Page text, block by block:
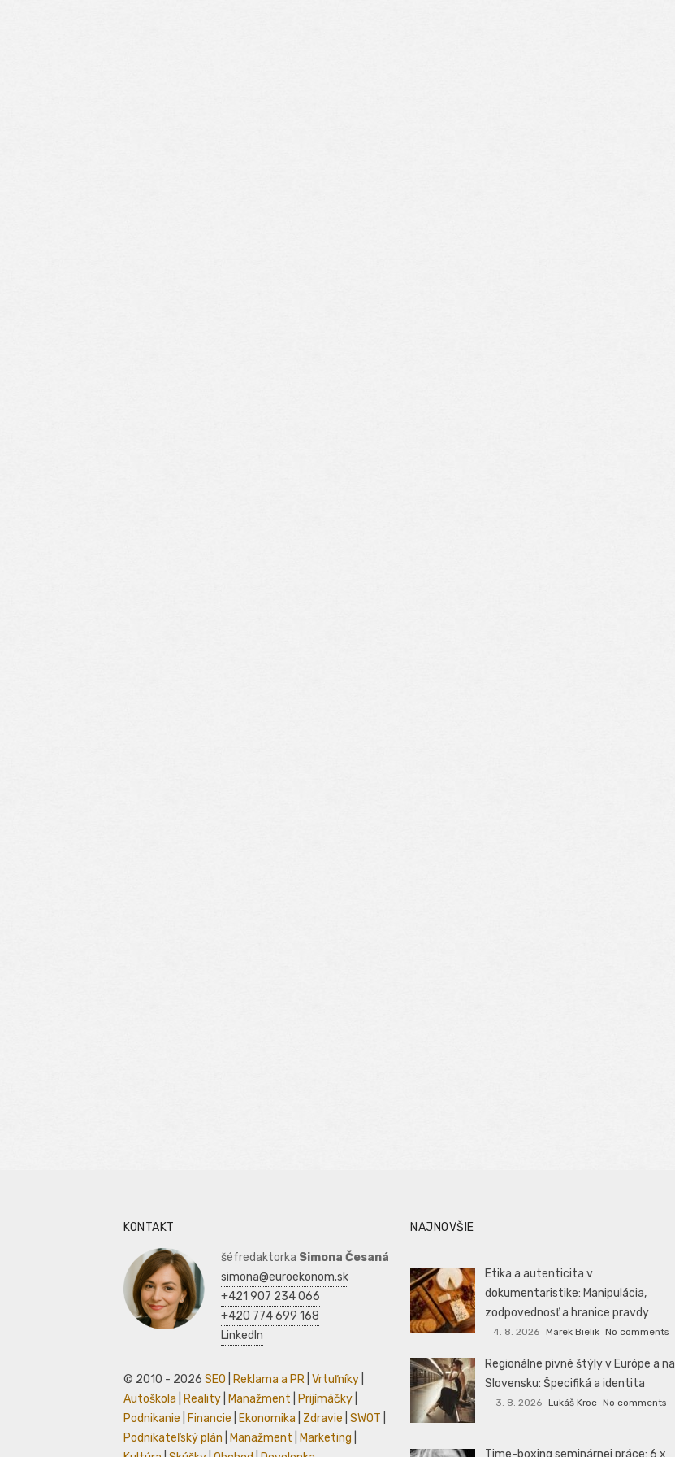
KONTAKT
šéfredaktorka Simona Česaná
simona@euroekonom.sk
+421 907 234 066
+420 774 699 168
LinkedIn
© 2010 - 2026 SEO Reklama a PR Vrtuľníky
Autoškola
Reality Manažment Prijímáčky
Podnikanie
Financie Ekonomika Zdravie SWOT
Podnikateľský plán
Manažment Marketing
NAJNOVŠIE
Etika a autenticita v
dokumentaristike: Manipulácia,
zodpovednosť a hranice pravdy
4. 8. 2026 Marek Bielik No comments
Regionálne pivné štýly v Európe a na
Slovensku: Špecifiká a identita
3. 8. 2026 Lukáš Kroc No comments